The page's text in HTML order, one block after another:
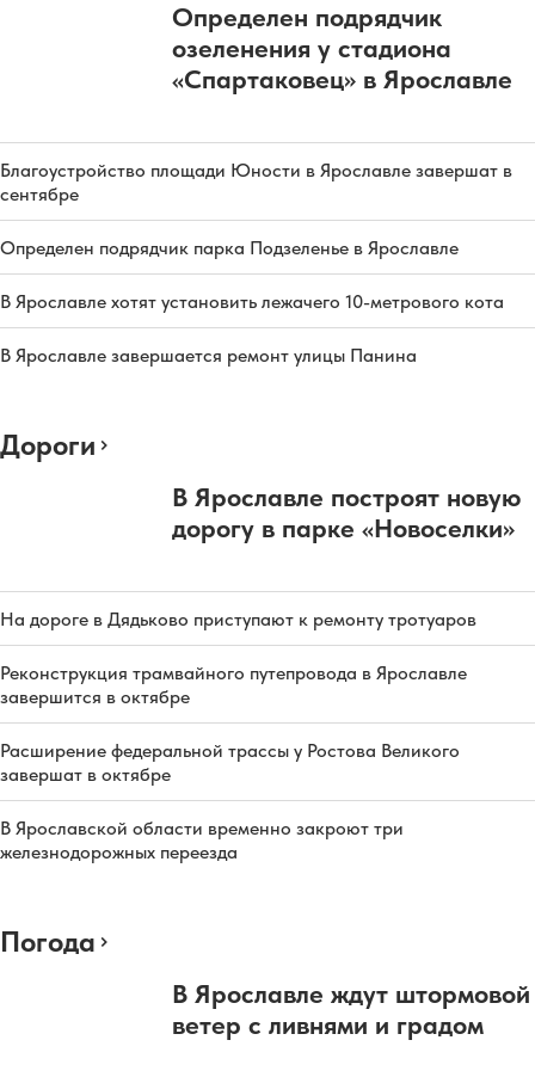
Определен подрядчик
озеленения у стадиона
«Спартаковец» в Ярославле
Благоустройство площади Юности в Ярославле завершат в
сентябре
Определен подрядчик парка Подзеленье в Ярославле
В Ярославле хотят установить лежачего 10-метрового кота
В Ярославле завершается ремонт улицы Панина
Дороги
В Ярославле построят новую
дорогу в парке «Новоселки»
На дороге в Дядьково приступают к ремонту тротуаров
Реконструкция трамвайного путепровода в Ярославле
завершится в октябре
Расширение федеральной трассы у Ростова Великого
завершат в октябре
В Ярославской области временно закроют три
железнодорожных переезда
Погода
В Ярославле ждут штормовой
ветер с ливнями и градом